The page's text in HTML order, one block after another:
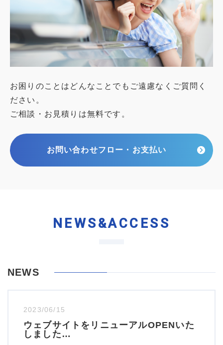
お困りのことはどんなことでもご遠慮なくご質問く
ださい。
ご相談・お見積りは無料です。
お問い合わせフロー・お支払い
NEWS&ACCESS
NEWS
2023/06/15
ウェブサイトをリニューアルOPENいた
しました…